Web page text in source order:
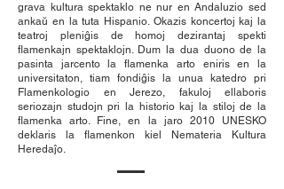
grava kultura spektaklo ne nur en Andaluzio sed
ankaŭ en la tuta Hispanio. Okazis koncertoj kaj la
teatroj pleniĝis de homoj dezirantaj spekti
flamenkajn spektaklojn. Dum la dua duono de la
pasinta jarcento la flamenka arto eniris en la
universitaton, tiam fondiĝis la unua katedro pri
Flamenkologio en Jerezo, fakuloj ellaboris
seriozajn studojn pri la historio kaj la stiloj de la
flamenka arto. Fine, en la jaro 2010 UNESKO
deklaris la flamenkon kiel Nemateria Kultura
Heredaĵo.